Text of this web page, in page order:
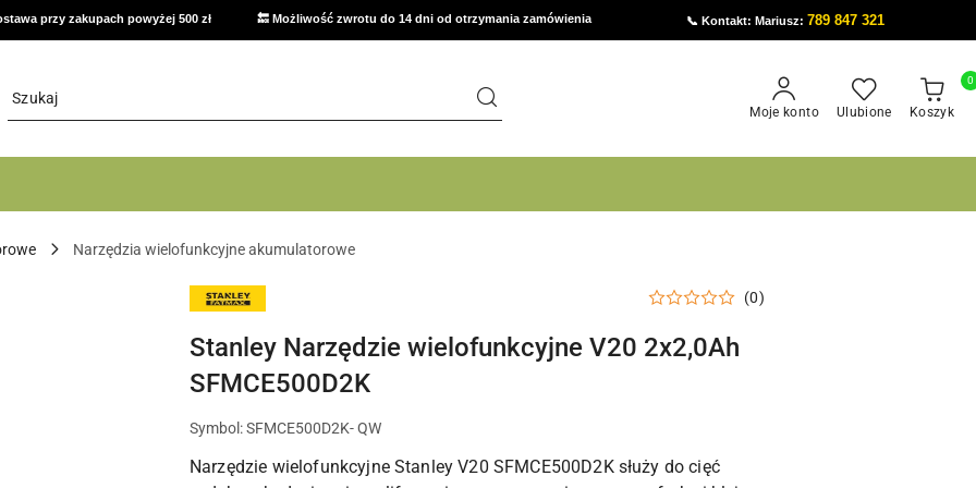
przy zakupach powyżej 500 zł 🔙 Możliwość zwrotu do 14 dni od otrzymania zamówienia 📞 Kontakt: Mariusz:789 847 321
Moje konto Ulubione Koszyk
0
Narzędzia wielofunkcyjne akumulatorowe
NARZĘDZIA
STANLEY,
I
AKCESORIA
DOMU,
GARAŻU
WARSZTATU
(0)
Stanley Narzędzie wielofunkcyjne V20 2x2,0Ah
SFMCE500D2K
Symbol:SFMCE500D2K- QW
Narzędzie wielofunkcyjne Stanley V20 SFMCE500D2K służy do cięć